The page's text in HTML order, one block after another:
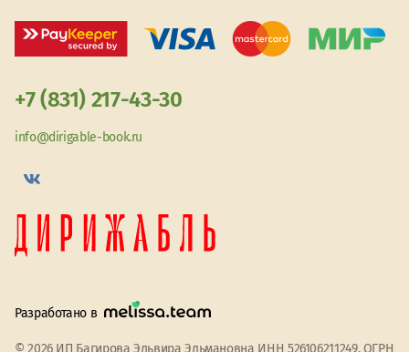
+7 (831) 217-43-30
info@dirigable-book.ru
Разработано в
© 2026 ИП Багирова Эльвира Эльмановна ИНН 526106211249, ОГРН